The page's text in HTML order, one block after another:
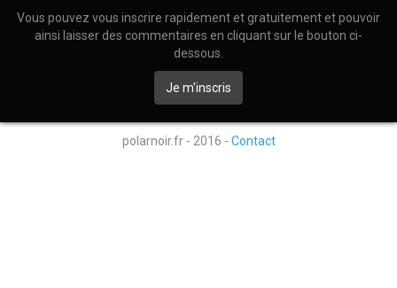
Vous pouvez vous inscrire rapidement et gratuitement et pouvoir
ainsi laisser des commentaires en cliquant sur le bouton ci-
dessous.
Je m'inscris
polarnoir.fr - 2016 - Contact